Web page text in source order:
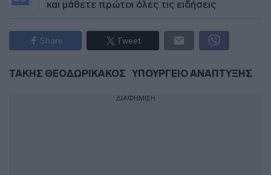
και μάθετε πρώτοι όλες τις ειδήσεις
Share Tweet
ΤΑΚΗΣ ΘΕΟΔΩΡΙΚΑΚΟΣ ΥΠΟΥΡΓΕΙΟ ΑΝΑΠΤΥΞΗΣ
ΔΙΑΦΗΜΙΣΗ